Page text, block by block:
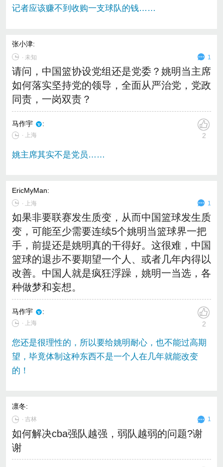
记者应该赚不到收购一支球队的钱……
张小津:
∙ 未知 1
请问，中国篮协设党组还是党委？姚明当主席
如何落实坚持党的领导，全面从严治党，党政
同责，一岗双责？
马作宇 :
∙ 上海 2
姚主席其实不是党员……
EricMyMan:
∙ 上海 1
如果非要联赛发生质变，从而中国篮球发生质
变，可能至少需要连续5个姚明当篮球界一把
手，前提还是姚明真的干得好。这很难，中国
篮球的退步不要期望一个人、或者几年内得以
改善。中国人就是疯狂浮躁，姚明一当选，各
种做梦和妄想。
马作宇 :
∙ 上海 2
您还是很理性的，所以要给姚明耐心，也不能过高期
望，毕竟体制这种东西不是一个人在几年就能改变
的！
凛冬:
∙吉林 1
如何解决cba强队越强，弱队越弱的问题?谢
谢